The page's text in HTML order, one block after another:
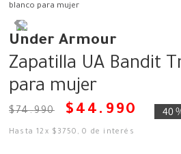
blanco para mujer
Under Armour
Zapatilla UA Bandit
para mujer
$74.990 $ 44 . 990 40
Hasta12 x $ 3750 ,0 de interés